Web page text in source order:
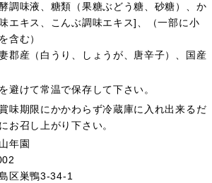
調味液、糖類（果糖ぶどう糖、砂糖）、か
エキス、こんぶ調味エキス]、（一部に小
含む）
郡産（白うり、しょうが、唐辛子）、国産
避けて常温で保存して下さい。
味期限にかかわらず冷蔵庫に入れ出来るだ
お召し上がり下さい。
年園
区巣鴨3-34-1